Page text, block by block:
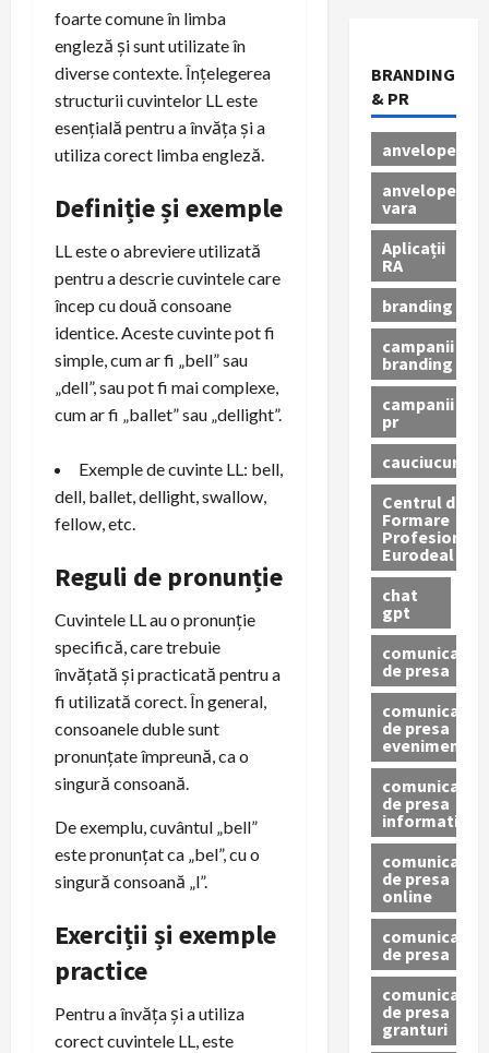
foarte comune în limba
engleză și sunt utilizate în
diverse contexte. Înțelegerea
structurii cuvintelor LL este
esențială pentru a învăța și a
utiliza corect limba engleză.
Definiție și exemple
LL este o abreviere utilizată
pentru a descrie cuvintele care
încep cu două consoane
identice. Aceste cuvinte pot fi
simple, cum ar fi „bell” sau
„dell”, sau pot fi mai complexe,
cum ar fi „ballet” sau „dellight”.
Exemple de cuvinte LL: bell,
dell, ballet, dellight, swallow,
fellow, etc.
Reguli de pronunție
Cuvintele LL au o pronunție
specifică, care trebuie
învățată și practicată pentru a
fi utilizată corect. În general,
consoanele duble sunt
pronunțate împreună, ca o
singură consoană.
De exemplu, cuvântul „bell”
este pronunțat ca „bel”, cu o
singură consoană „l”.
Exerciții și exemple
practice
Pentru a învăța și a utiliza
corect cuvintele LL, este
BRANDING
& PR
anvelope
anvelope
vara
Aplicații
RA
branding
campanii
branding
campanii
pr
cauciucuri
Centrul de
Formare
Profesionala
Eurodeal
chat
gpt
comunicat
de presa
comunicat
de presa
eveniment
comunicat
de presa
informativ
comunicat
de presa
online
comunicate
de presa
comunicate
de presa
granturi